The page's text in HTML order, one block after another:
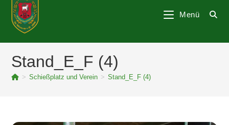
Menü
Stand_E_F (4)
> Schießplatz und Verein > Stand_E_F (4)